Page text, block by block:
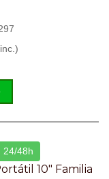
24/48h
10" Familia